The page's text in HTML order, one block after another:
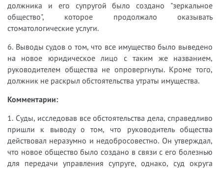
должника и его супругой было создано "зеркальное
общество", которое продолжало оказывать
стоматологические услуги.
6. Выводы судов о том, что все имущество было выведено
на новое юридическое лицо с таким же названием,
руководителем общества не опровергнуты. Кроме того,
должник не раскрыл обстоятельства утраты имущества.
Комментарии:
1. Суды, исследовав все обстоятельства дела, справедливо
пришли к выводу о том, что руководитель общества
действовал неразумно и недобросовестно. Он утверждал,
что новое общество было создано в связи с его болезнью
для передачи управления супруге, однако, суд округа